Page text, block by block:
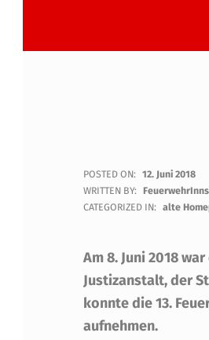
B
E
T
R
I
POSTED ON: 12. Juni 2018
WRITTEN BY:
CATEGORIZED IN: alte
Am 8. Juni 2018
Justizanstalt, der
konnte die 13.
aufnehmen.